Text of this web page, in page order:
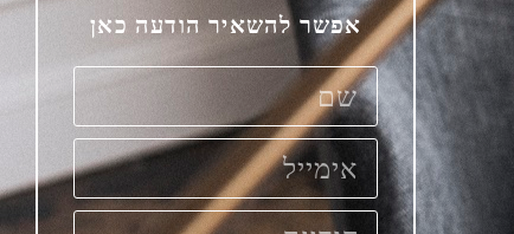
אפשר להשאיר הודעה כאן